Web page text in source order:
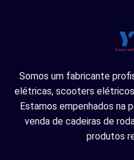
Somos um fabricante
elétricas, scooters
Estamos empenhados na
venda de cadeiras de
produtos